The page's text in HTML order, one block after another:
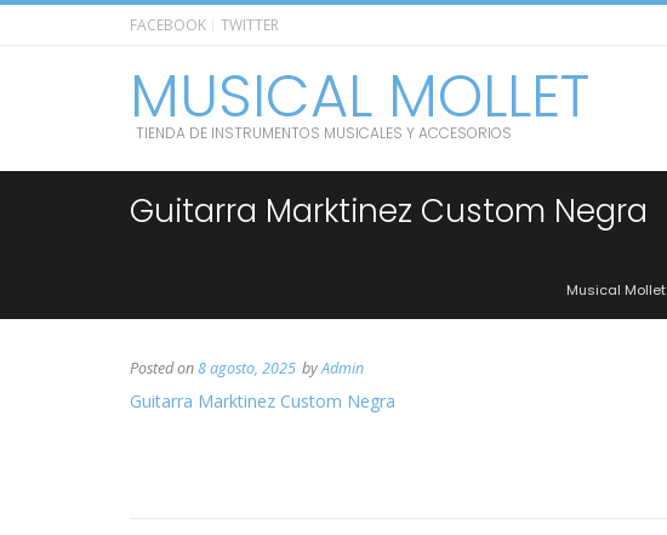
FACEBOOK TWITTER
MUSICAL MOLLET
TIENDA DE INSTRUMENTOS MUSICALES Y ACCESORIOS
Guitarra Marktinez Custom Negra
Musical Mollet
Posted on8 agosto, 2025 byAdmin
Guitarra Marktinez Custom Negra